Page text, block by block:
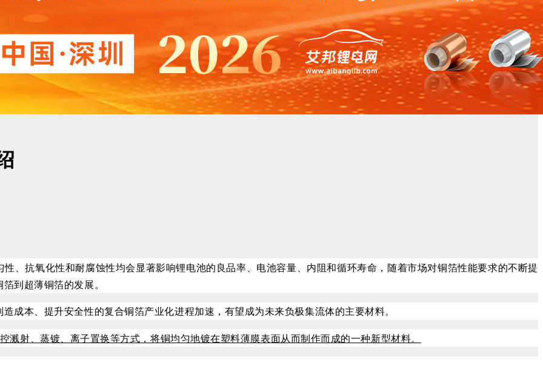
、抗氧化性和耐腐蚀性均会显著影响锂电池的良品率、电池容量、内阻和循环寿命，随着市场对铜箔性能要求的不断提
到超薄铜箔的发展。
成本、提升安全性的复合铜箔产业化进程加速，有望成为未来负极集流体的主要材料。
溅射、蒸镀、离子置换等方式，将铜均匀地镀在塑料薄膜表面从而制作而成的一种新型材料。